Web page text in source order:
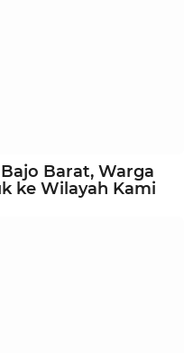
Barat, Warga
ke Wilayah Kami